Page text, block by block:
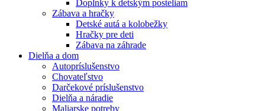
Doplnky k detským posteliam
Zábava a hračky
Detské autá a kolobežky
Hračky pre deti
Zábava na záhrade
Dielňa a dom
Autopríslušenstvo
Chovateľstvo
Darčekové príslušenstvo
Dielňa a náradie
Maliarske potreby